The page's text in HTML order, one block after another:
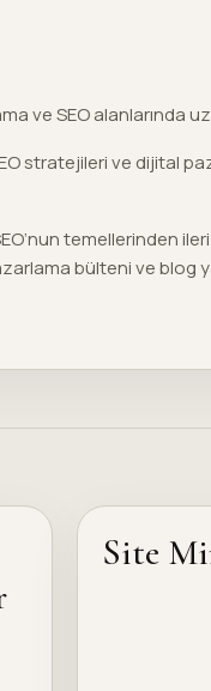
ve SEO alanlarında
stratejileri ve dijital
temellerinden
bülteni ve blog
Site